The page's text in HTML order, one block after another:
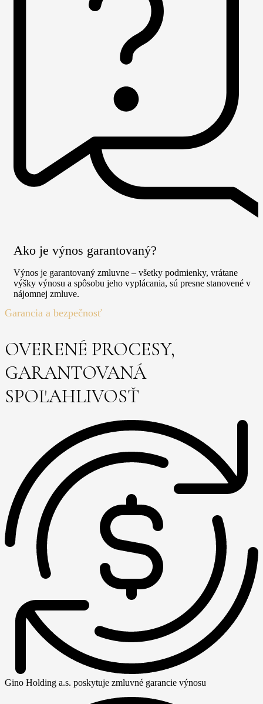
Ako je výnos garantovaný?
Výnos je garantovaný zmluvne – všetky podmienky, vrátane
výšky výnosu a spôsobu jeho vyplácania, sú presne stanovené v
nájomnej zmluve.
Garancia a bezpečnosť
OVERENÉ PROCESY,
GARANTOVANÁ
SPOĽAHLIVOSŤ
Gino Holding a.s. poskytuje zmluvné garancie výnosu